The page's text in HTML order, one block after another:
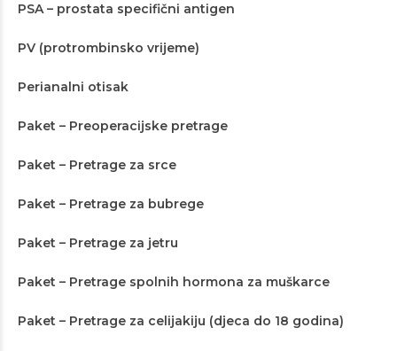
PSA – prostata specifični antigen
PV (protrombinsko vrijeme)
Perianalni otisak
Paket – Preoperacijske pretrage
Paket – Pretrage za srce
Paket – Pretrage za bubrege
Paket – Pretrage za jetru
Paket – Pretrage spolnih hormona za muškarce
Paket – Pretrage za celijakiju (djeca do 18 godina)